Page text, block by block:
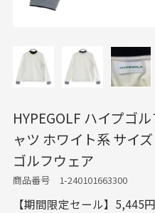
HYPEGOLF ハイプゴ
ャツ ホワイト系 サイ
ゴルフウェア
商品番号 1-240101663300
【期間限定セール】5,445